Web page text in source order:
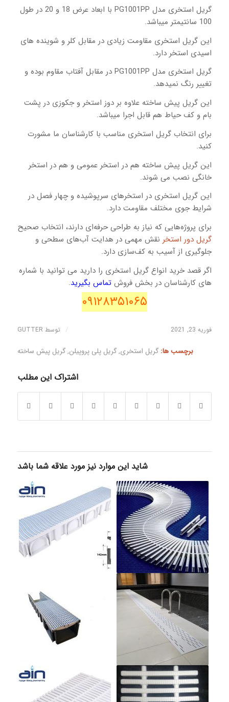
گریل استخری مدل PG1001PP با ابعاد عرض 18 و 20 در طول
100 سانتیمتر میباشد.
این گریل استخری مقاومت زیادی در مقابل کلر و شوینده های
اسیدی استخر دارد.
گریل استخری مدل PG1001PP در مقابل آفتاب مقاوم بوده و
تغییر رنگ نمیدهد.
این گریل پیش ساخته علاوه بر دوز استخر و جکوزی در پشت
بام و کف حیاط هم قابل اجرا میباشد.
برای انتخاب گریل استخری مناسب با کارشناسان ما مشورت
کنید.
این گریل پیش ساخته هم در استخر عمومی و هم در استخر
خانگی نصب می شوند.
این گریل استخری در استخرهای سرپوشیده و چهار فصل در
شرایط جوی مختلف مقاومت دارد.
برای پروژه‌هایی که نیاز به طراحی حرفه‌ای دارند، انتخاب صحیح
گریل دور استخرنقش مهمی در هدایت آب‌های سطحی و
جلوگیری از آسیب به کف‌سازی دارد.
اگر قصد خرید انواع گریل استخری را دارید می توانید با شماره
های کارشناسان در بخش فروش تماس بگیرید.
۰۹۱۲۸۳۵۱۰۶۵
فوریه 23, 2021 / توسط GUTTER
برچسب ها: گریل استخری,گریل پلی پروپیلن,گریل پیش ساخته
اشتراک این مطلب
شاید این موارد نیز مورد علاقه شما باشد